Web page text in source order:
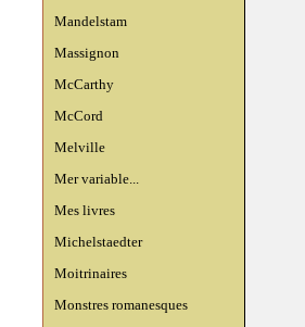
Mandelstam
Massignon
McCarthy
McCord
Melville
Mer variable...
Mes livres
Michelstaedter
Moitrinaires
Monstres romanesques